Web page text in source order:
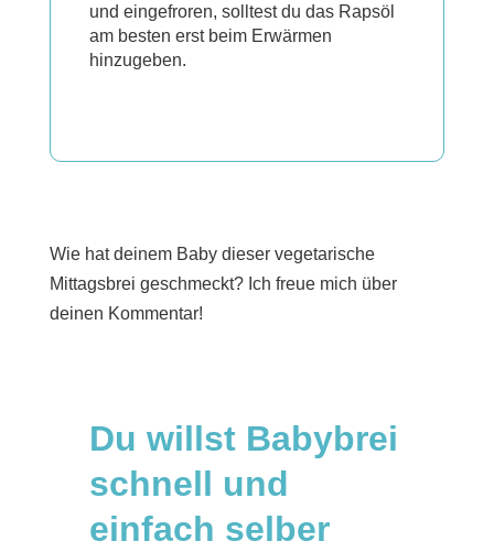
und eingefroren, solltest du das Rapsöl
am besten erst beim Erwärmen
hinzugeben.
Wie hat deinem Baby dieser vegetarische
Mittagsbrei geschmeckt? Ich freue mich über
deinen Kommentar!
Du willst Babybrei
schnell und
einfach selber